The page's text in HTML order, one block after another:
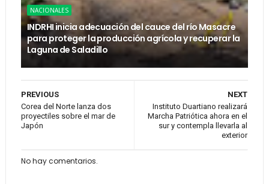
NACIONALES
INDRHI inicia adecuación del cauce del río Masacre
para proteger la producción agrícola y recuperar la
Laguna de Saladillo
NEXT
Instituto Duartiano realizará
Marcha Patriótica ahora en el
sur y contempla llevarla al
exterior
PREVIOUS
Corea del Norte lanza dos
proyectiles sobre el mar de
Japón
No hay comentarios.